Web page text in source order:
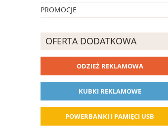
PROMOCJE
OFERTA DODATKOWA
ODZIEŻ REKLAMOWA
KUBKI REKLAMOWE
POWERBANKI I PAMIĘCI USB